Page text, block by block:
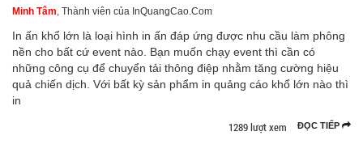
Minh Tâm, Thành viên của InQuangCao.Com
In ấn khổ lớn là loại hình in ấn đáp ứng được nhu cầu làm phông
nền cho bất cứ event nào. Bạn muốn chạy event thì cần có
những công cụ để chuyển tải thông điệp nhằm tăng cường hiệu
quả chiến dịch. Với bất kỳ sản phẩm in quảng cáo khổ lớn nào thì
in
ĐỌC TIẾP
1289 lượt xem